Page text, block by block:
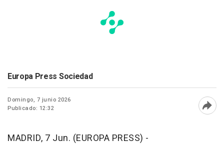
Europa Press Sociedad
Domingo, 7 junio 2026
Publicado: 12:32
MADRID, 7 Jun. (EUROPA PRESS) -